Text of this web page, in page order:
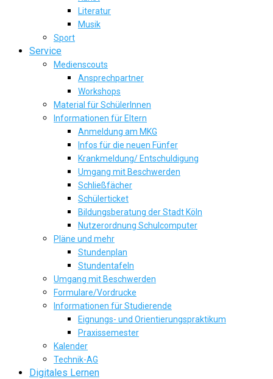
Literatur
Musik
Sport
Service
Medienscouts
Ansprechpartner
Workshops
Material für SchülerInnen
Informationen für Eltern
Anmeldung am MKG
Infos für die neuen Fünfer
Krankmeldung/ Entschuldigung
Umgang mit Beschwerden
Schließfächer
Schülerticket
Bildungsberatung der Stadt Köln
Nutzerordnung Schulcomputer
Pläne und mehr
Stundenplan
Stundentafeln
Umgang mit Beschwerden
Formulare/Vordrucke
Informationen für Studierende
Eignungs- und Orientierungspraktikum
Praxissemester
Kalender
Technik-AG
Digitales Lernen